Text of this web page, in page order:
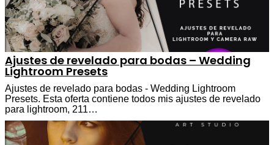
Ajustes de revelado para bodas – Wedding
Lightroom Presets
Ajustes de revelado para bodas - Wedding Lightroom
Presets. Esta oferta contiene todos mis ajustes de revelado
para lightroom, 211…